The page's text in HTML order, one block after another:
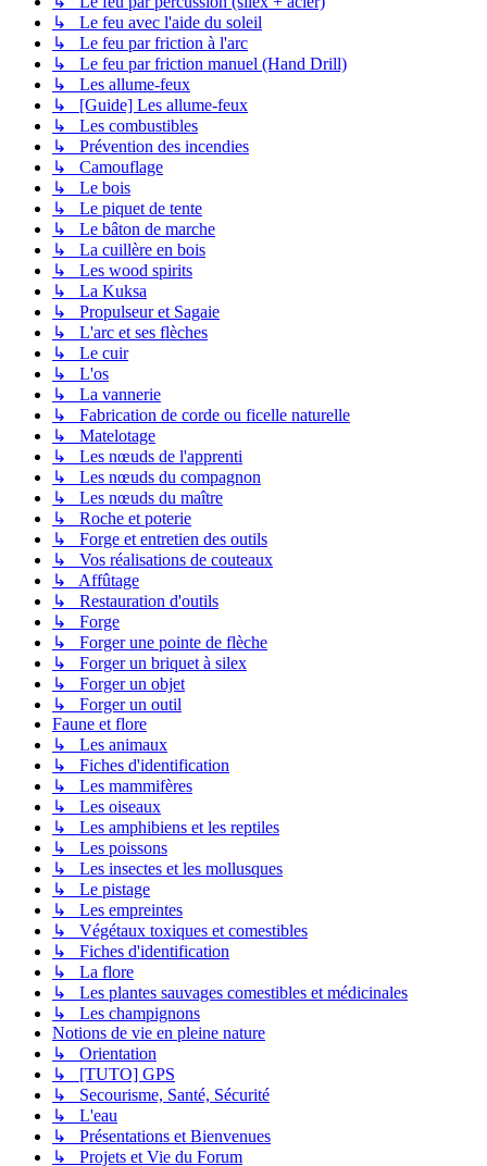
↳ Le feu avec l'aide du soleil
↳ Le feu par friction à l'arc
↳ Le feu par friction manuel (Hand Drill)
↳ Les allume-feux
↳ [Guide] Les allume-feux
↳ Les combustibles
↳ Prévention des incendies
↳ Camouflage
↳ Le bois
↳ Le piquet de tente
↳ Le bâton de marche
↳ La cuillère en bois
↳ Les wood spirits
↳ La Kuksa
↳ Propulseur et Sagaie
↳ L'arc et ses flèches
↳ Le cuir
↳ L'os
↳ La vannerie
↳ Fabrication de corde ou ficelle naturelle
↳ Matelotage
↳ Les nœuds de l'apprenti
↳ Les nœuds du compagnon
↳ Les nœuds du maître
↳ Roche et poterie
↳ Forge et entretien des outils
↳ Vos réalisations de couteaux
↳ Affûtage
↳ Restauration d'outils
↳ Forge
↳ Forger une pointe de flèche
↳ Forger un briquet à silex
↳ Forger un objet
↳ Forger un outil
Faune et flore
↳ Les animaux
↳ Fiches d'identification
↳ Les mammifères
↳ Les oiseaux
↳ Les amphibiens et les reptiles
↳ Les poissons
↳ Les insectes et les mollusques
↳ Le pistage
↳ Les empreintes
↳ Végétaux toxiques et comestibles
↳ Fiches d'identification
↳ La flore
↳ Les plantes sauvages comestibles et médicinales
↳ Les champignons
Notions de vie en pleine nature
↳ Orientation
↳ [TUTO] GPS
↳ Secourisme, Santé, Sécurité
↳ L'eau
↳ Présentations et Bienvenues
↳ Projets et Vie du Forum